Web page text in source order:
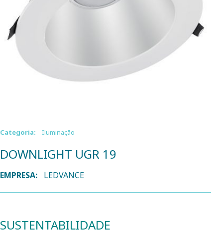
Categoria: Iluminação
DOWNLIGHT UGR 19
EMPRESA: LEDVANCE
SUSTENTABILIDADE